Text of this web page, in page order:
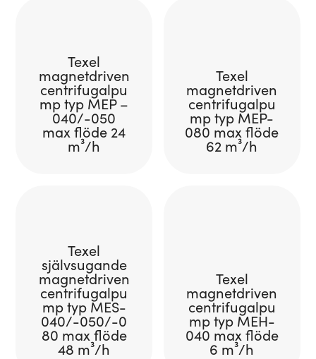
Texel
magnetdriven
centrifugalpu
mp typ MEP –
040/-050
max flöde 24
m³/h
Texel
magnetdriven
centrifugalpu
mp typ MEP-
080 max flöde
62 m³/h
Texel
självsugande
magnetdriven
centrifugalpu
mp typ MES-
040/-050/-0
80 max flöde
48 m³/h
Texel
magnetdriven
centrifugalpu
mp typ MEH-
040 max flöde
6 m³/h